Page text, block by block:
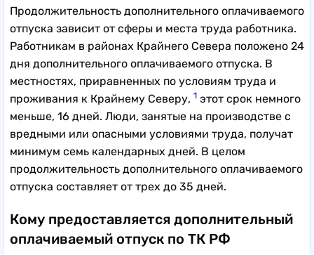
Продолжительность дополнительного оплачиваемого
отпуска зависит от сферы и места труда работника.
Работникам в районах Крайнего Севера положено 24
дня дополнительного оплачиваемого отпуска. В
местностях, приравненных по условиям труда и
проживания к Крайнему Северу, 1 этот срок немного
меньше, 16 дней. Люди, занятые на производстве с
вредными или опасными условиями труда, получат
минимум семь календарных дней. В целом
продолжительность дополнительного оплачиваемого
отпуска составляет от трех до 35 дней.
Кому предоставляется дополнительный
оплачиваемый отпуск по ТК РФ